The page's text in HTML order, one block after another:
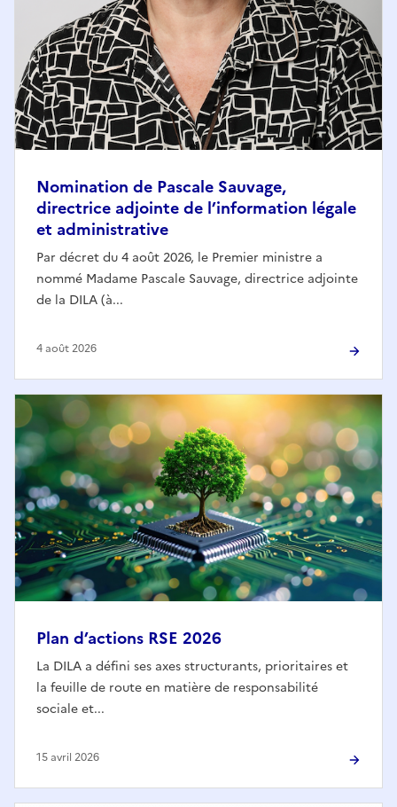
Nomination de Pascale Sauvage,
directrice adjointe de l’information légale
et administrative
Par décret du 4 août 2026, le Premier ministre a
nommé Madame Pascale Sauvage, directrice adjointe
de la DILA (à...
4 août 2026
Plan d’actions RSE 2026
La DILA a défini ses axes structurants, prioritaires et
la feuille de route en matière de responsabilité
sociale et...
15 avril 2026